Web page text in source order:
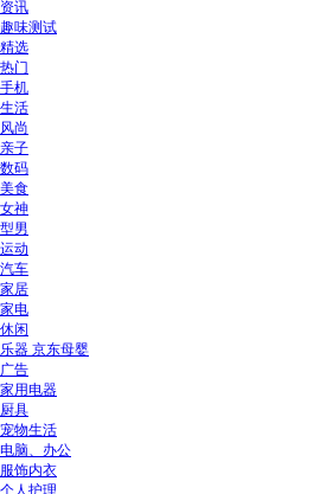
资讯
趣味测试
精选
热门
手机
生活
风尚
亲子
数码
美食
女神
型男
运动
汽车
家居
家电
休闲
乐器 京东母婴
广告
家用电器
厨具
宠物生活
电脑、办公
服饰内衣
个人护理